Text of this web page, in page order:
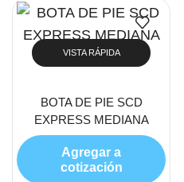
VISTA RÁPIDA
BOTA DE PIE SCD
EXPRESS MEDIANA
Agregar a
cotización